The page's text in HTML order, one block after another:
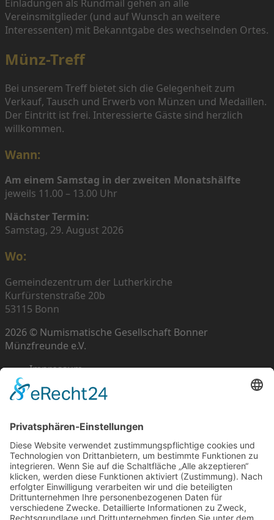
Einladungen als Rundmail gehen an alle
Vereinsmitglieder (und auf Wunsch an weitere
Interessenten) mit Bekanntgabe des wechselnden Ortes.
Münz-Treff
Bei unserem Treff bietet sich die Gelegenheit zum
Verkauf, Tausch und Erwerb von Münzen und Medaillen.
Der Eintritt ist frei. Interessierte Gäste sind herzlich
willkommen.
Wann:
Am einem Samstag in der zweiten Monatshälfte
jeweils 11.00 – 13.00 Uhr
Nächster Termin:
Samstag, 29. August 2026
Wo:
Gemeindezentrum der Lutherkirche
Kurfürstenstraße 20b
53115 Bonn
2026 © Numismatische Gesellschaft Bonner
Münzfreunde e.V.
Impressum
Datenschutz
Cookie-Einstellungen
to
top